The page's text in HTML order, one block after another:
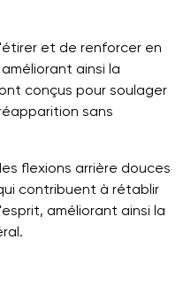
et de renforcer en
ainsi la
conçus pour soulager
sans
flexions arrière douces
contribuent à rétablir
améliorant ainsi la